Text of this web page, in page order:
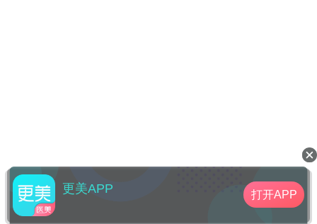
更美APP 打开APP